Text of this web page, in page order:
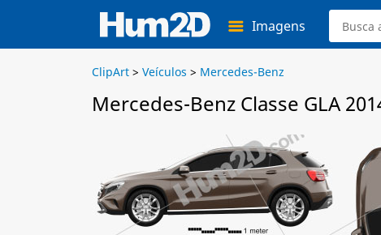
Imagens
ClipArt > Veículos > Mercedes-Benz
Mercedes-Benz Classe GLA